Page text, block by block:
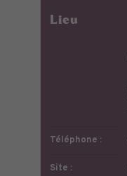
Lieu
Téléphone :
Site :